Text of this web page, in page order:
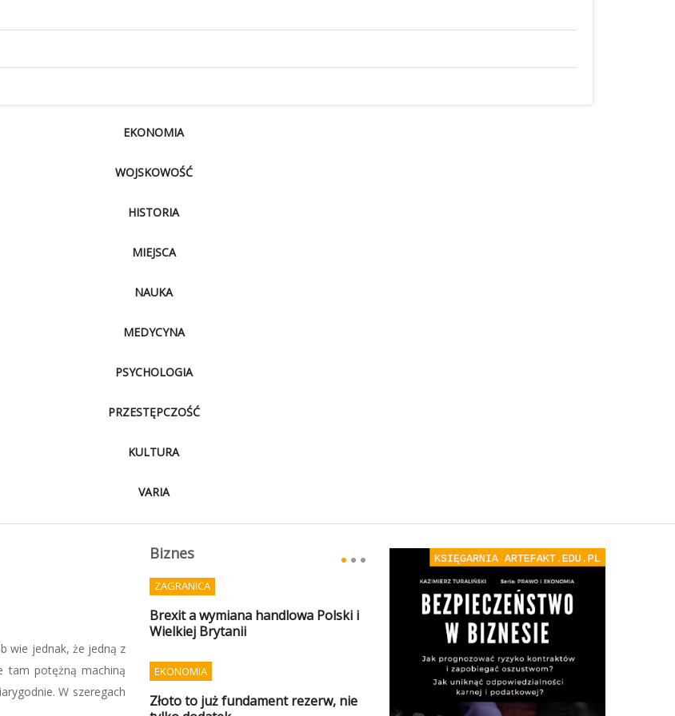
EKONOMIA
WOJSKOWOŚĆ
HISTORIA
MIEJSCA
NAUKA
MEDYCYNA
PSYCHOLOGIA
PRZESTĘPCZOŚĆ
KULTURA
VARIA
GROM, nie można
na sytuacje
zapasów, ale także
Biznes
ZAGRANICA
Brexit a wymiana handlowa Polski i
Wielkiej Brytanii
EKONOMIA
Złoto to już fundament rezerw, nie